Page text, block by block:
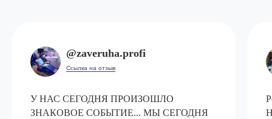
@zaveruha.profi
Ссылка на отзыв
У НАС СЕГОДНЯ ПРОИЗОШЛО
ЗНАКОВОЕ СОБЫТИЕ... МЫ СЕГОДНЯ